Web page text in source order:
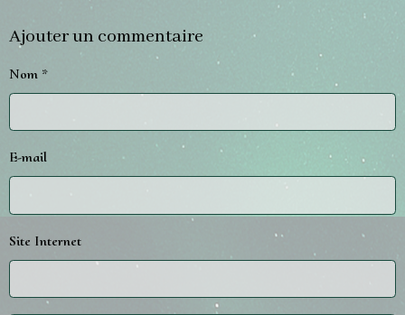
Ajouter un commentaire
Nom
E-mail
Site Internet